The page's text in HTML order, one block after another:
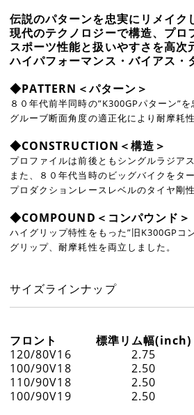
伝説のパターンを忠実にリメイク
現代のテクノロジーで構造、プロ
スポーツ性能と扱いやすさを高次
ハイパフォーマンス・バイアス・
◆PATTERN＜パターン＞
８０年代前半同時の”K300GPパターン”を
グルーブ断面角度の適正化により耐摩耗
◆CONSTRUCTION＜構造＞
プロファイルは前後ともシングルラジアス
また、８０年代当時のビッグバイクをター
プロダクションレースレベルのタイヤ剛
◆COMPOUND＜コンパウンド＞
ハイグリップ特性をもった”旧K300GPコ
グリップ、耐摩耗性を両立しました。
サイズラインナップ
フロント
120/80V16
100/90V18
110/90V18
100/90V19
標準リム幅(inch)
2.75
2.50
2.50
2.50